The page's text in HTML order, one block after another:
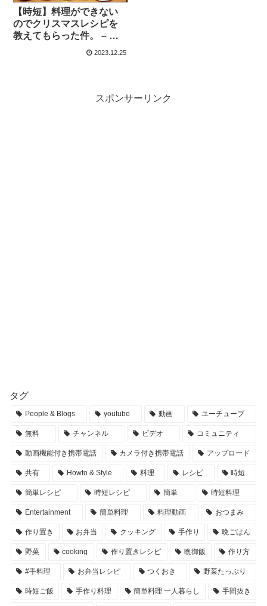
【時短】料理ができない
のでクリスマスレシピを
教えてもらった件。 – ら
っしーちゃんねる
2023.12.25
スポンサーリンク
タグ
People & Blogs youtube 動画 ユーチューブ
無料 チャンネル ビデオ コミュニティ
動画機能付き携帯電話 カメラ付き携帯電話 アップロード
共有 Howto & Style 料理 レシピ 時短
簡単レシピ 時短レシピ 簡単 時短料理
Entertainment 簡単料理 料理動画 おつまみ
作り置き お弁当 クッキング 手作り 晩ごはん
野菜 cooking 作り置きレシピ 晩御飯 作り方
#手料理 お弁当レシピ つくおき 野菜たっぷり
時短ご飯 手作り料理 簡単料理 一人暮らし 手間抜き